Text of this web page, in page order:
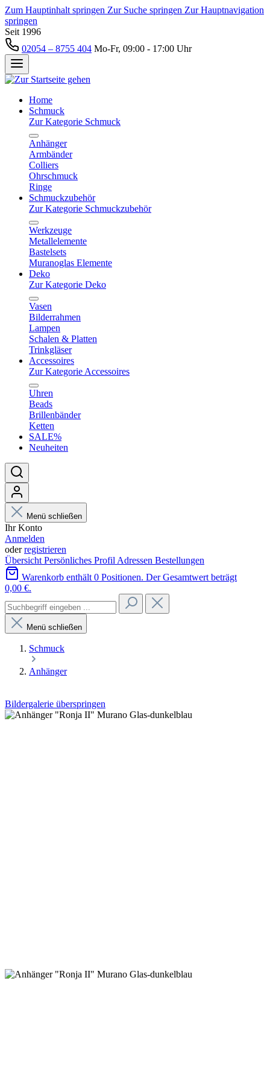
Zum Hauptinhalt springen Zur Suche springen Zur Hauptnavigation
springen
Seit 1996
02054 – 8755 404 Mo-Fr, 09:00 - 17:00 Uhr
Home
Schmuck
Zur Kategorie Schmuck
Anhänger
Armbänder
Colliers
Ohrschmuck
Ringe
Schmuckzubehör
Zur Kategorie Schmuckzubehör
Werkzeuge
Metallelemente
Bastelsets
Muranoglas Elemente
Deko
Zur Kategorie Deko
Vasen
Bilderrahmen
Lampen
Schalen & Platten
Trinkgläser
Accessoires
Zur Kategorie Accessoires
Uhren
Beads
Brillenbänder
Ketten
SALE%
Neuheiten
Menü schließen
Ihr Konto
Anmelden
oderregistrieren
Übersicht Persönliches Profil Adressen Bestellungen
Warenkorb enthält 0 Positionen. Der Gesamtwert beträgt
0,00 €.
Menü schließen
Schmuck
Anhänger
Bildergalerie überspringen